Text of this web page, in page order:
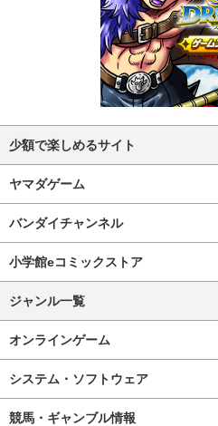
少額で楽しめるサイト
ヤマダゲーム
バンダイチャンネル
小学館eコミックストア
ジャンル一覧
オンラインゲーム
システム・ソフトウェア
競馬・ギャンブル情報